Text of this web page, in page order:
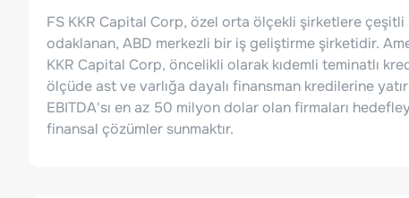
FS KKR Capital Corp, özel orta ölçekli şirketlere
odaklanan, ABD merkezli bir iş geliştirme şirketidir.
KKR Capital Corp, öncelikli olarak kıdemli teminatlı
ölçüde ast ve varlığa dayalı finansman kredilerine
EBITDA'sı en az 50 milyon dolar olan firmaları
finansal çözümler sunmaktır.